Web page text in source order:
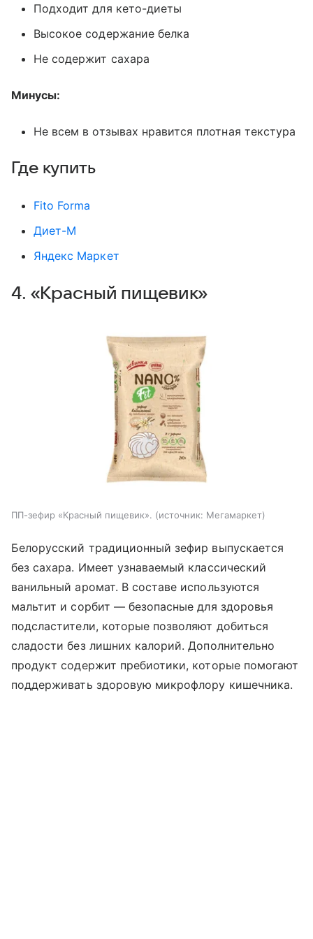
Подходит для кето-диеты
Высокое содержание белка
Не содержит сахара
Минусы:
Не всем в отзывах нравится плотная текстура
Где купить
Fito Forma
Диет-М
Яндекс Маркет
4. «Красный пищевик»
ПП-зефир «Красный пищевик». источник: Мегамаркет
Белорусский традиционный зефир выпускается
без сахара. Имеет узнаваемый классический
ванильный аромат. В составе используются
мальтит и сорбит — безопасные для здоровья
подсластители, которые позволяют добиться
сладости без лишних калорий. Дополнительно
продукт содержит пребиотики, которые помогают
поддерживать здоровую микрофлору кишечника.